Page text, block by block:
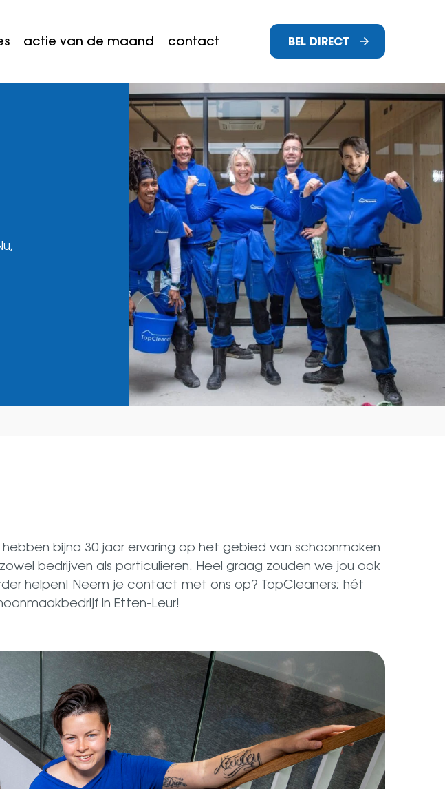
actie van de maand contact BEL DIRECT
hebben bijna 30 jaar ervaring op het gebied van schoonmaken
bedrijven als particulieren. Heel graag zouden we jou ook
helpen! Neem je contact met ons op? TopCleaners; hét
in Etten-Leur!